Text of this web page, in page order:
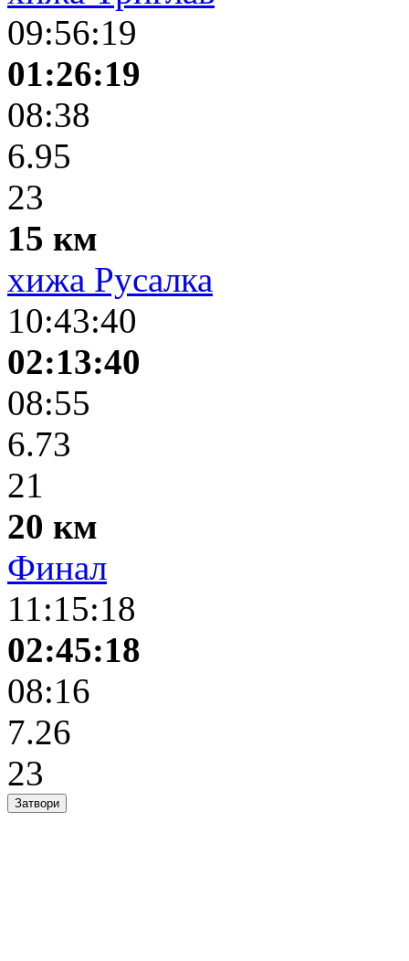
09:56:19
01:26:19
08:38
6.95
23
15 км
хижа Русалка
10:43:40
02:13:40
08:55
6.73
21
20 км
Финал
11:15:18
02:45:18
08:16
7.26
23
Затвори